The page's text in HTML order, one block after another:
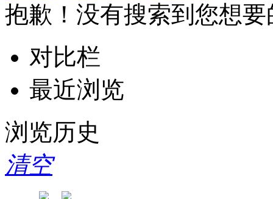
抱歉！没有搜索到您想
对比栏
最近浏览
浏览历史
清空